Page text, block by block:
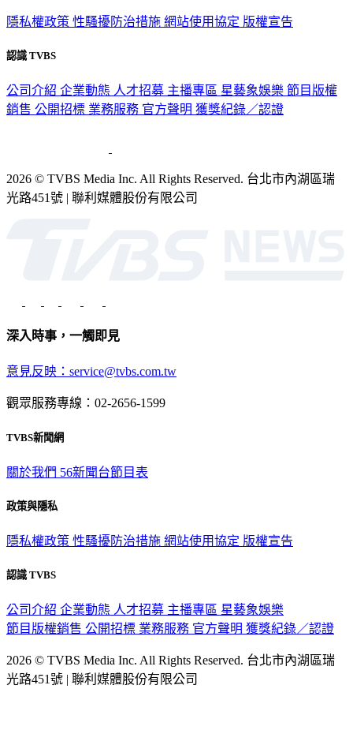
隱私權政策 性騷擾防治措施 網站使用協定 版權宣告
認識 TVBS
公司介紹 企業動態 人才招募 主播專區 星藝象娛樂 節目版權
銷售 公開招標 業務服務 官方聲明 獲獎紀錄／認證
2026 © TVBS Media Inc. All Rights Reserved. 台北市內湖區瑞
光路451號 | 聯利媒體股份有限公司
深入時事，一觸即見
意見反映：service@tvbs.com.tw
觀眾服務專線：02-2656-1599
TVBS新聞網
關於我們 56新聞台節目表
政策與隱私
隱私權政策 性騷擾防治措施 網站使用協定 版權宣告
認識 TVBS
公司介紹 企業動態 人才招募 主播專區 星藝象娛樂
節目版權銷售 公開招標 業務服務 官方聲明 獲獎紀錄／認證
2026 © TVBS Media Inc. All Rights Reserved. 台北市內湖區瑞
光路451號 | 聯利媒體股份有限公司